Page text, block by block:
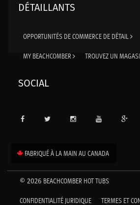
DÉTAILLANTS
OPPORTUNITÉS DE COMMERCE DE DÉTAIL
MY BEACHCOMBER
TROUVEZ UN
SOCIAL
FABRIQUÉ À LA MAIN AU CANADA
© 2026 BEACHCOMBER HOT TUBS
CONFIDENTIALITÉ JURIDIQUE
TERMES ET